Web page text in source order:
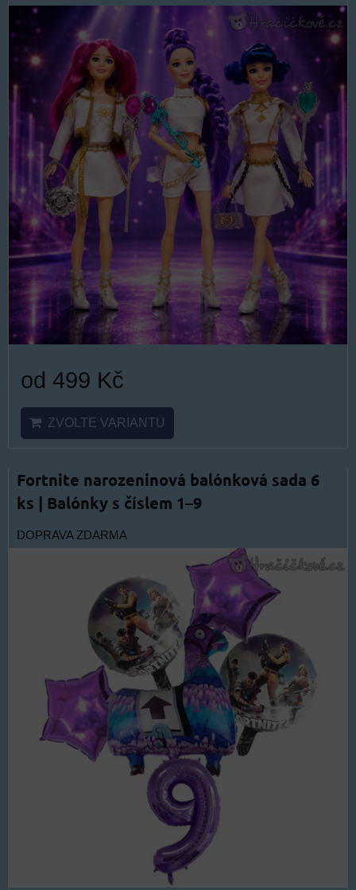
od 499 Kč
ZVOLTE VARIANTU
Fortnite narozeninová balónková sada 6
ks | Balónky s číslem 1–9
DOPRAVA ZDARMA